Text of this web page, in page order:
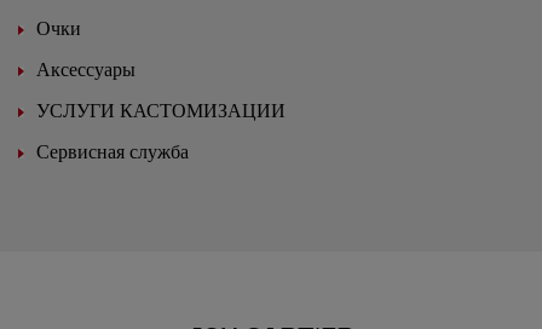
Очки
Аксессуары
УСЛУГИ КАСТОМИЗАЦИИ
Сервисная служба